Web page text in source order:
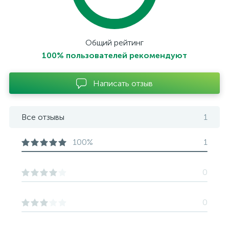
Общий рейтинг
100% пользователей рекомендуют
Написать отзыв
Все отзывы 1
100% 1
0
0